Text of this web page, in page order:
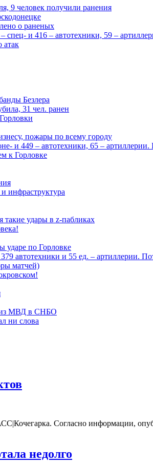
9 человек получили ранения
о раненых
и 416 – автотехники, 59 –
атак
Безлера
31 чел. ранен
пожары по всему городу
и 449 – автотехники, 65 –
к Горловке
инфраструктура
удары в z-пабликах
ударе по Горловке
автотехники и 55 ед. – артиллерии.
матчей)
из МВД в СНБО
ни слова
Согласно информации,
недолго